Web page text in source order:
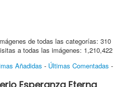
de todas las categorías: 310
a todas las imágenes: 1,210,422
Añadidas - Últimas Comentadas -